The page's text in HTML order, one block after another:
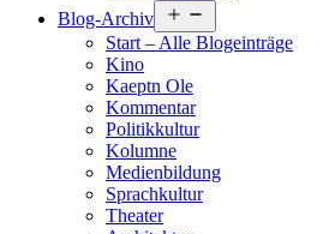
Blog-Archiv
öffnen
Start – Alle Blogeinträge
Kino
Kaeptn Ole
Kommentar
Politikkultur
Kolumne
Medienbildung
Sprachkultur
Theater